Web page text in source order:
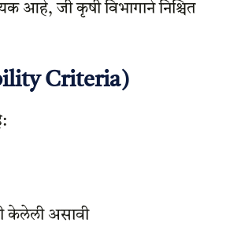
आहे, जी कृषी विभागाने निश्चित
Criteria)
केलेली असावी